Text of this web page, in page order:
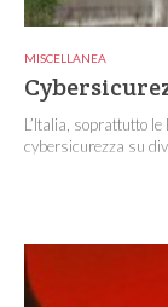
MISCELLANEA
L’Italia, soprattutto
cybersicurezza su